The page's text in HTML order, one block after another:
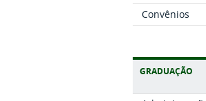
Convênios
GRADUAÇÃO